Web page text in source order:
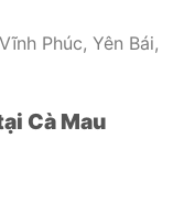
Phúc, Yên Bái,
Cà Mau